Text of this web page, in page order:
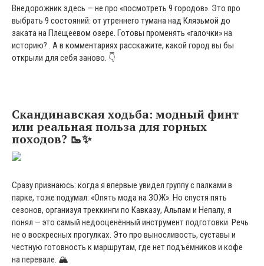
Внедорожник здесь — не про «посмотреть 9 городов». Это про
выбрать 9 состояний: от утреннего тумана над Клязьмой до
заката на Плещеевом озере. Готовы променять «галочки» на
историю? . А в комментариях расскажите, какой город вы бы
открыли для себя заново. 👇
Скандинавская ходьба: модный финт
или реальная польза для горных
походов? 🥾✨
Сразу признаюсь: когда я впервые увидел группу с палками в
парке, тоже подумал: «Опять мода на ЗОЖ». Но спустя пять
сезонов, организуя треккинги по Кавказу, Альпам и Непалу, я
понял — это самый недооценённый инструмент подготовки. Речь
не о воскресных прогулках. Это про выносливость, суставы и
честную готовность к маршрутам, где нет подъёмников и кофе
на перевале. 🏔️